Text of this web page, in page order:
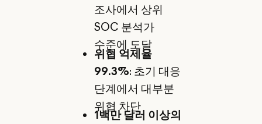
조사에서 상위
SOC 분석가
수준에 도달
위협 억제율
99.3%: 초기 대응
단계에서 대부분
위협 차단
1백만 달러 이상의